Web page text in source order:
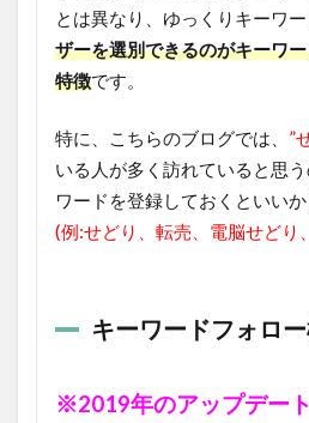
とは異なり、ゆっくりキーワー
ザーを選別できるのがキーワ
特徴です。
特に、こちらのブログでは、 ”
いる人が多く訪れていると思
ワードを登録しておくといい
(例:せどり、転売、電脳せどり
キーワードフォロ
※2019年のアップデー